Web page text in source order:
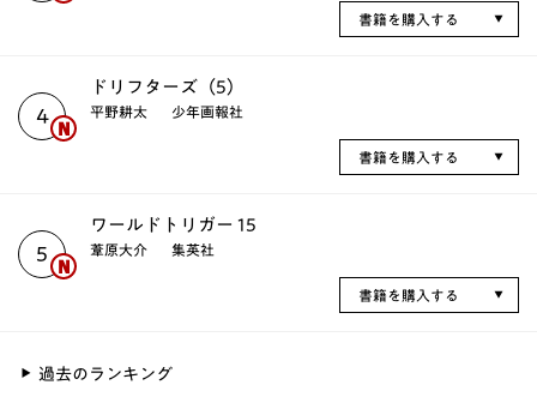
書籍を購入する
4
ドリフターズ（5）
平野耕太 少年画報社
書籍を購入する
5
ワールドトリガー 15
葦原大介 集英社
書籍を購入する
過去のランキング